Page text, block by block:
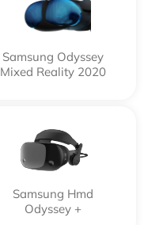
Samsung Odyssey
Mixed Reality 2020
Samsung Hmd
Odyssey +